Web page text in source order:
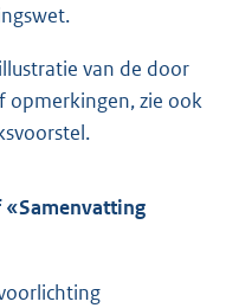
van de door
opmerkingen, zie ook
«Samenvatting